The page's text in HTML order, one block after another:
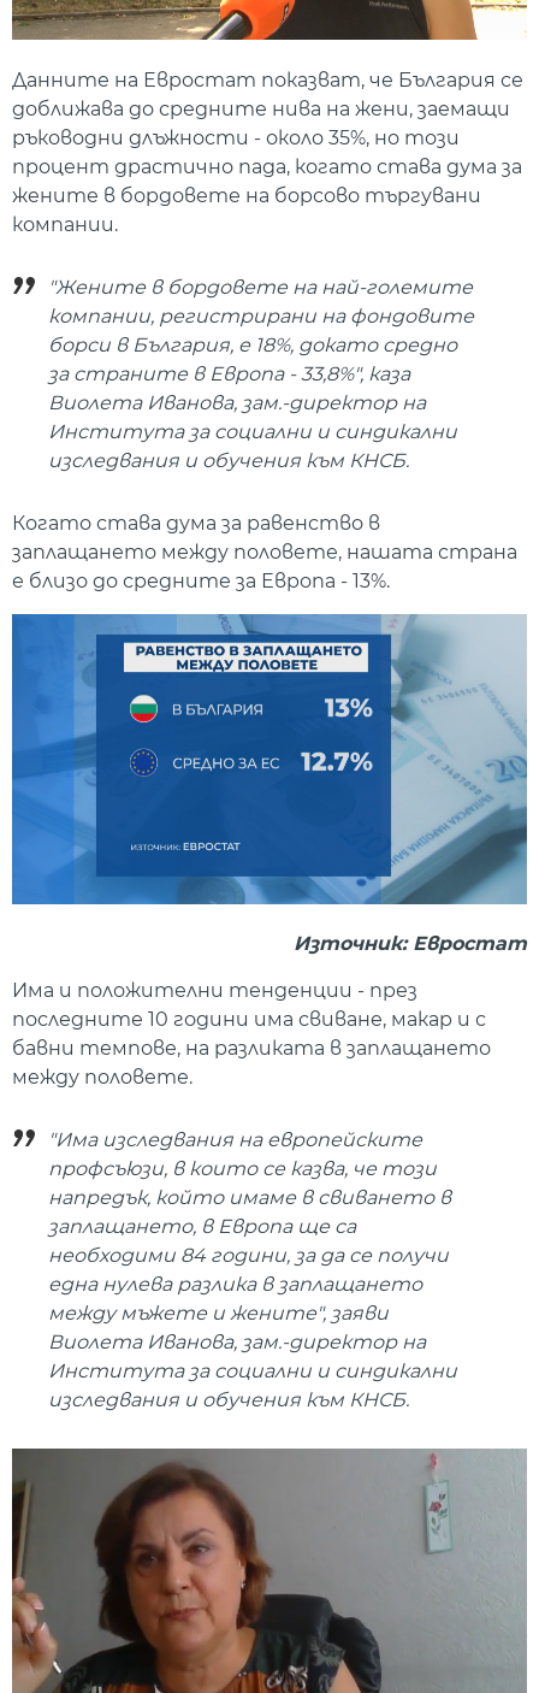
Данните на Евростат показват, че България се
доближава до средните нива на жени, заемащи
ръководни длъжности - около 35%, но този
процент драстично пада, когато става дума за
жените в бордовете на борсово търгувани
компании.
"Жените в бордовете на най-големите
компании, регистрирани на фондовите
борси в България, е 18%, докато средно
за страните в Европа - 33,8%", каза
Виолета Иванова, зам.-директор на
Института за социални и синдикални
изследвания и обучения към КНСБ.
Когато става дума за равенство в
заплащането между половете, нашата страна
е близо до средните за Европа - 13%.
Източник: Евростат
Има и положителни тенденции - през
последните 10 години има свиване, макар и с
бавни темпове, на разликата в заплащането
между половете.
"Има изследвания на европейските
профсъюзи, в които се казва, че този
напредък, който имаме в свиването в
заплащането, в Европа ще са
необходими 84 години, за да се получи
една нулева разлика в заплащането
между мъжете и жените", заяви
Виолета Иванова, зам.-директор на
Института за социални и синдикални
изследвания и обучения към КНСБ.